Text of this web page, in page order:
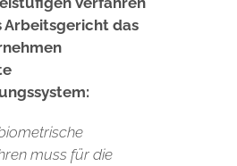
Arbeitsgericht das
muss für die